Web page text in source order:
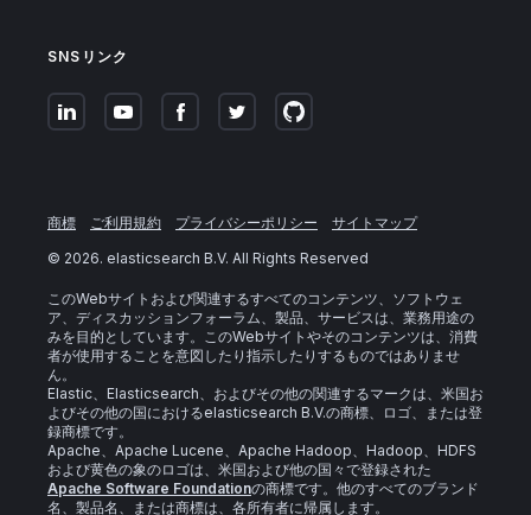
SNSリンク
商標 ご利用規約 プライバシーポリシー
サイトマップ
© 2026. elasticsearch B.V. All Rights Reserved
このWebサイトおよび関連するすべてのコンテンツ、ソフトウェ
ア、ディスカッションフォーラム、製品、サービスは、業務用途の
みを目的としています。このWebサイトやそのコンテンツは、消費
者が使用することを意図したり指示したりするものではありませ
ん。
Elastic、Elasticsearch、およびその他の関連するマークは、米国お
よびその他の国におけるelasticsearch B.V.の商標、ロゴ、または登
録商標です。
Apache、Apache Lucene、Apache Hadoop、Hadoop、HDFS
および黄色の象のロゴは、米国および他の国々で登録された
Apache Software Foundationの商標です。他のすべてのブランド
名、製品名、または商標は、各所有者に帰属します。